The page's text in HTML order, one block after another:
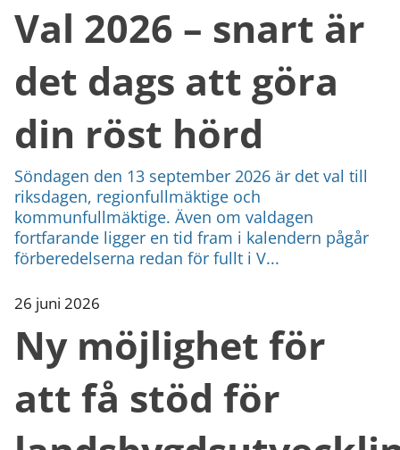
Val 2026 – snart är
det dags att göra
din röst hörd
Söndagen den 13 september 2026 är det val till
riksdagen, regionfullmäktige och
kommunfullmäktige. Även om valdagen
fortfarande ligger en tid fram i kalendern pågår
förberedelserna redan för fullt i V...
26 juni 2026
Ny möjlighet för
att få stöd för